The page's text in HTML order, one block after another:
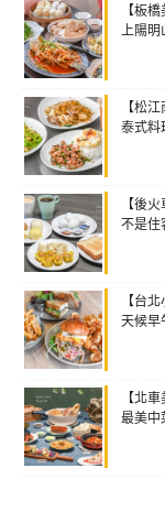
【板
上陽明
【松
泰式料
【後
不是住
【台
天候早
【北
最美中